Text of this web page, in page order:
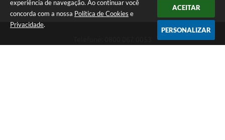
experiência de navegação. Ao continuar você
concorda com a nossa Política de Cookies e
Privacidade.
ACEITAR
PERSONALIZAR